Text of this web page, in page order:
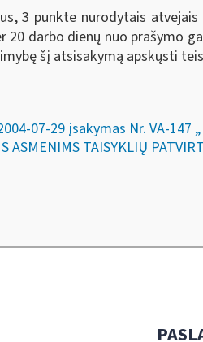
3 punkte nurodytais
20 darbo dienų nuo prašymo
šį atsisakymą apskųsti
07-29 įsakymas Nr. VA-147
ASMENIMS TAISYKLIŲ